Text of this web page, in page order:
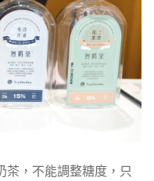
，不能調整糖度，只